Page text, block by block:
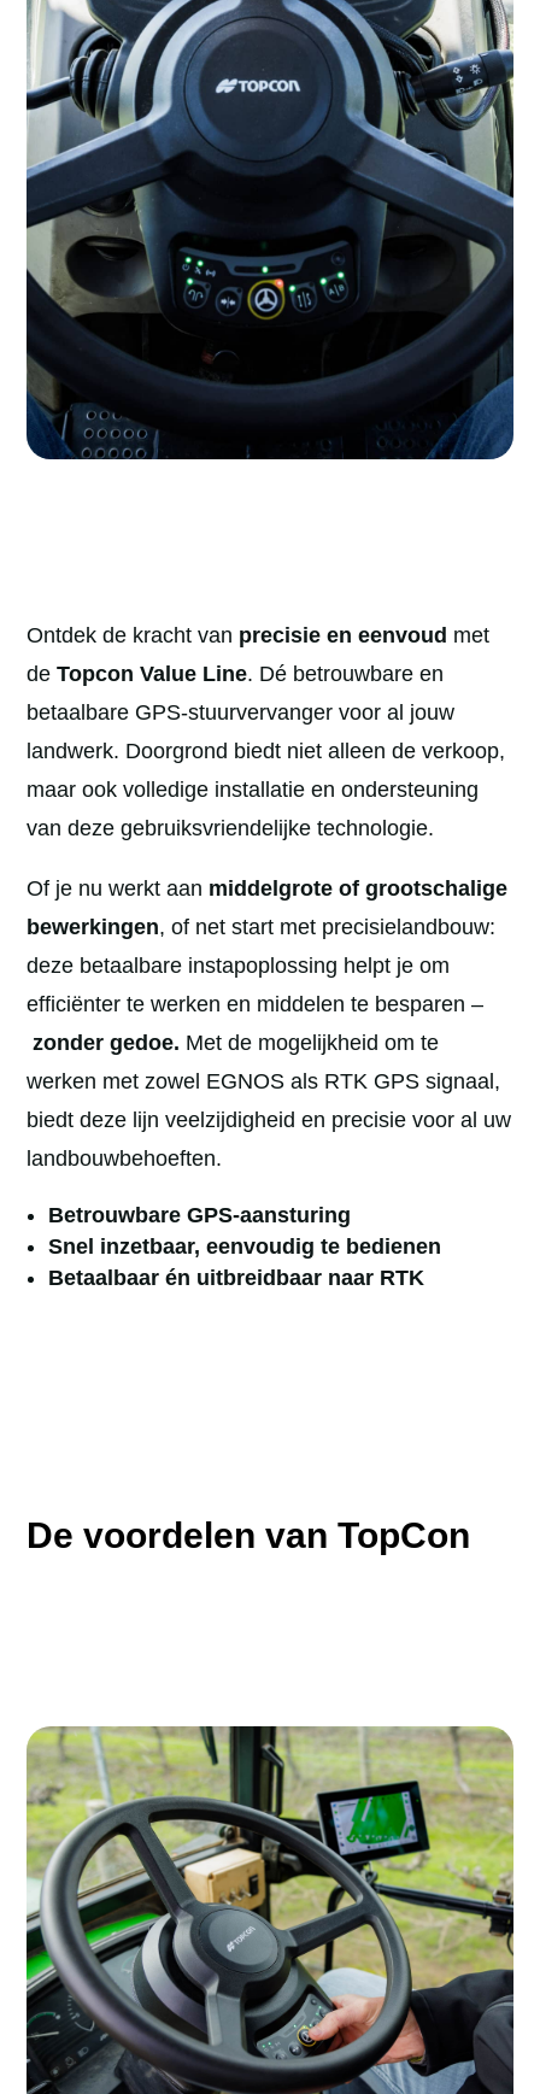
Ontdek de kracht van precisie en eenvoud met
de Topcon Value Line. Dé betrouwbare en
betaalbare GPS-stuurvervanger voor al jouw
landwerk. Doorgrond biedt niet alleen de verkoop,
maar ook volledige installatie en ondersteuning
van deze gebruiksvriendelijke technologie.
Of je nu werkt aan middelgrote of grootschalige
bewerkingen, of net start met precisielandbouw:
deze betaalbare instapoplossing helpt je om
efficiënter te werken en middelen te besparen –
zonder gedoe. Met de mogelijkheid om te
werken met zowel EGNOS als RTK GPS signaal,
biedt deze lijn veelzijdigheid en precisie voor al uw
landbouwbehoeften.
Betrouwbare GPS-aansturing
Snel inzetbaar, eenvoudig te bedienen
Betaalbaar én uitbreidbaar naar RTK
De voordelen van TopCon